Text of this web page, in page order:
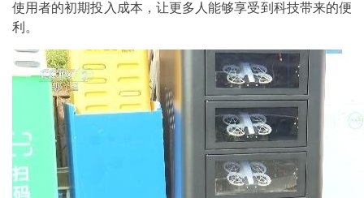
使用者的初期投入成本，让更多人能够享受到科技带来的便
利。